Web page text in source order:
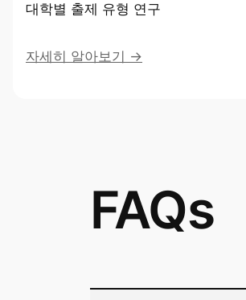
대학별 출제 유형 연구
자세히 알아보기 →
FAQs